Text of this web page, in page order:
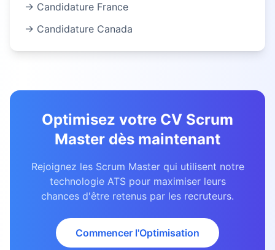
→ Candidature France
→ Candidature Canada
Optimisez votre CV Scrum
Master dès maintenant
Rejoignez les Scrum Masterqui utilisent notre
technologie ATS pour maximiser leurs
chances d'être retenus par les recruteurs.
Commencer l'Optimisation